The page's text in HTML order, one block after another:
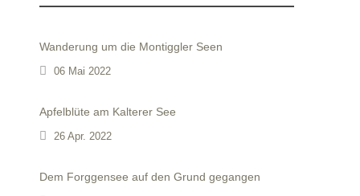
Wanderung um die Montiggler Seen
06 Mai 2022
Apfelblüte am Kalterer See
26 Apr. 2022
Dem Forggensee auf den Grund gegangen